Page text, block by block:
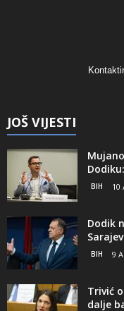
JOŠ VIJESTI
BIH 10
Dodik
BIH 9
Trivić
dalje